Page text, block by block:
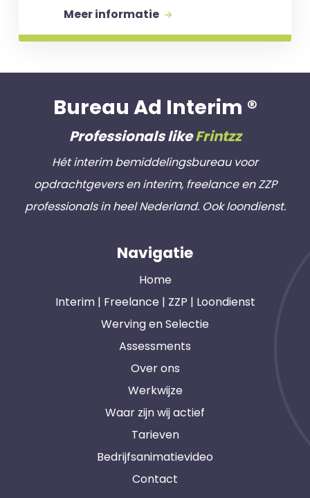
Meer informatie
Bureau Ad Interim ®
Professionals likeFrintzz
Hét interim bemiddelingsbureau voor
opdrachtgevers en interim, freelance en ZZP
professionals in heel Nederland. Ook loondienst.
Navigatie
Home
Interim | Freelance | ZZP | Loondienst
Werving en Selectie
Assessments
Over ons
Werkwijze
Waar zijn wij actief
Tarieven
Bedrijfsanimatievideo
Contact